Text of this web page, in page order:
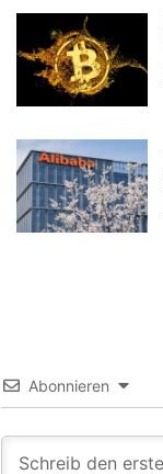
Abonnieren